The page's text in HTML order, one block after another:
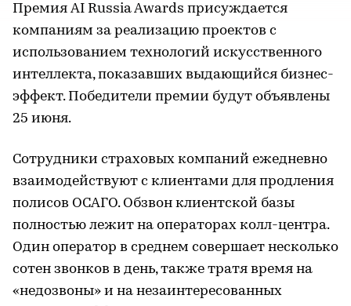
Премия AI Russia Awards присуждается
компаниям за реализацию проектов с
использованием технологий искусственного
интеллекта, показавших выдающийся бизнес-
эффект. Победители премии будут объявлены
25 июня.
Сотрудники страховых компаний ежедневно
взаимодействуют с клиентами для продления
полисов ОСАГО. Обзвон клиентской базы
полностью лежит на операторах колл-центра.
Один оператор в среднем совершает несколько
сотен звонков в день, также тратя время на
«недозвоны» и на незаинтересованных